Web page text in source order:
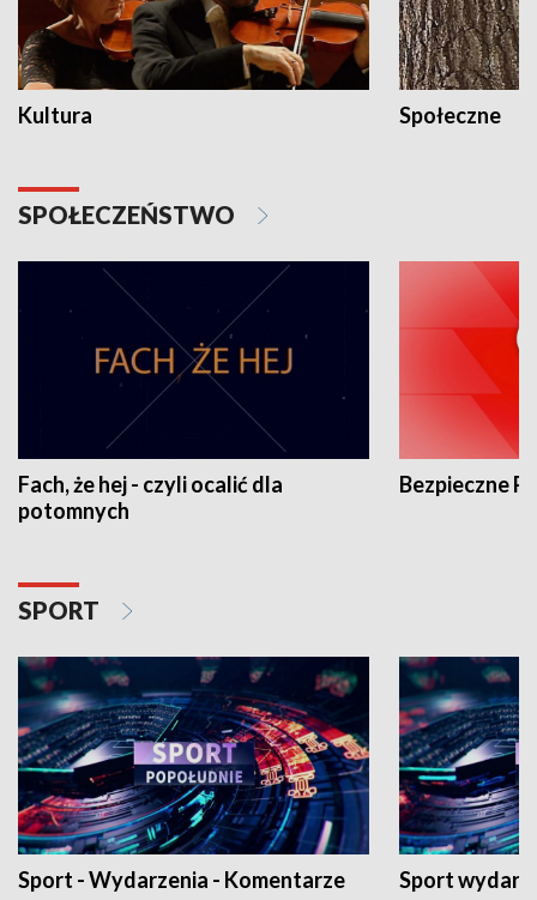
Kultura Społeczne
SPOŁECZEŃSTWO
Fach, że hej - czyli ocalić dla
potomnych
Bezpieczne
SPORT
Sport - Wydarzenia - Komentarze Sport